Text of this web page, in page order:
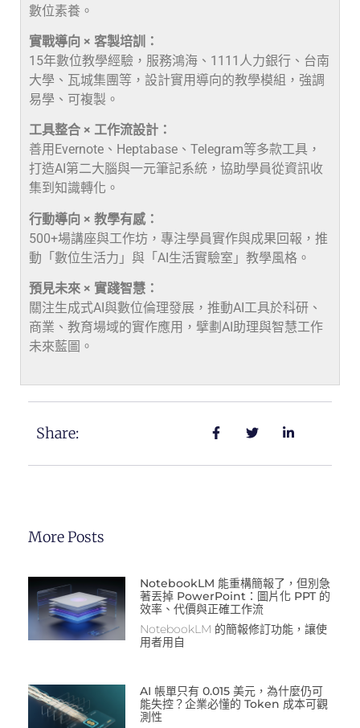
數位素養。
實戰導向 × 客製培訓：
15年數位教學經驗，服務鴻海、1111人力銀行、台南
大學、瓦城集團等，設計實用導向的教學模組，強調
易學、可複製。
工具整合 × 工作流設計：
善用Evernote、Heptabase、Telegram等多款工具，
打造AI第二大腦與一元筆記系統，協助學員從資訊收
集到知識轉化。
行動導向 × 教學有感：
500+場講座與工作坊，專注學員實作與成果回報，推
動「數位生活力」與「AI生活實驗室」教學風格。
預見未來 × 實踐智慧：
關注生成式AI與數位倫理發展，推動AI工具於科研、
商業、教育場域的實作應用，擘劃AI助理與智慧工作
未來藍圖。
Share:
More Posts
NotebookLM 能重構簡報了，但別急
著丟掉 PowerPoint：圖片化 PPT 的
效率、代價與正確工作流
NotebookLM 的簡報修訂功能，讓使
用者用自
AI 帳單只有 0.015 美元，為什麼仍可
能失控？企業必懂的 Token 成本可觀
測性